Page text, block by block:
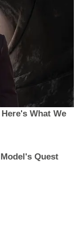
What We
Quest